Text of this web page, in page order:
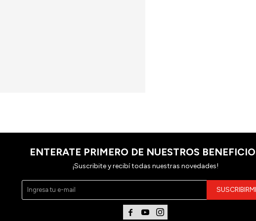
ENTERATE PRIMERO DE NUESTROS
¡Suscribite y recibí todas nuestras novedades!
  